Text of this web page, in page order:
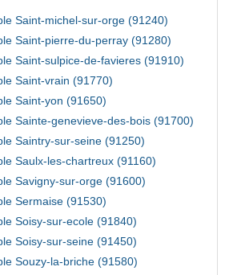
Saint-michel-sur-orge (91240)
Saint-pierre-du-perray (91280)
Saint-sulpice-de-favieres (91910)
Saint-vrain (91770)
Saint-yon (91650)
Sainte-genevieve-des-bois (91700)
Saintry-sur-seine (91250)
Saulx-les-chartreux (91160)
Savigny-sur-orge (91600)
Sermaise (91530)
Soisy-sur-ecole (91840)
Soisy-sur-seine (91450)
Souzy-la-briche (91580)